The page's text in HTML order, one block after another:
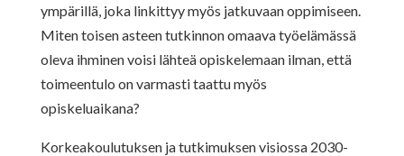
ympärillä, joka linkittyy myös jatkuvaan oppimiseen.
Miten toisen asteen tutkinnon omaava työelämässä
oleva ihminen voisi lähteä opiskelemaan ilman, että
toimeentulo on varmasti taattu myös
opiskeluaikana?
Korkeakoulutuksen ja tutkimuksen visiossa 2030-